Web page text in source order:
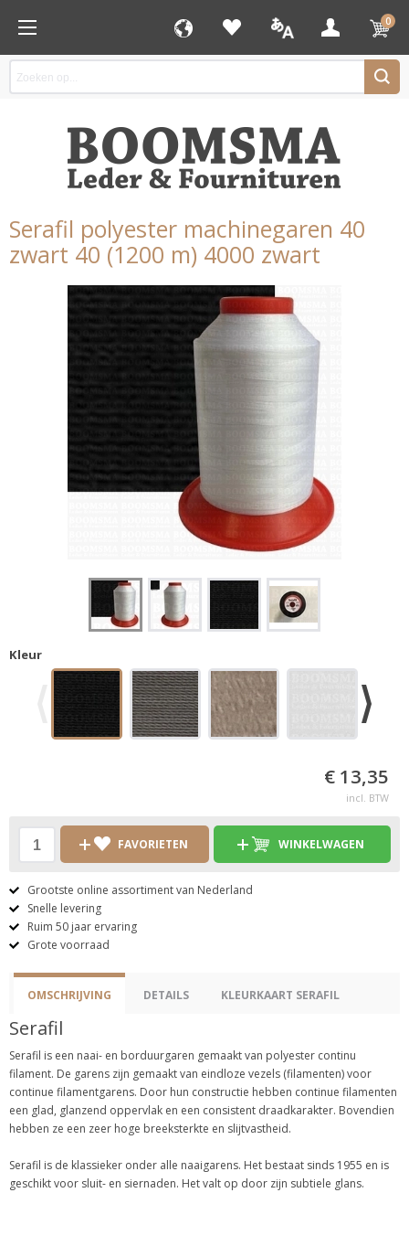
0
Serafil polyester machinegaren 40
zwart 40 (1200 m) 4000 zwart
Kleur
€ 13,35
incl. BTW
FAVORIETEN WINKELWAGEN
Grootste online assortiment van Nederland
Snelle levering
Ruim 50 jaar ervaring
Grote voorraad
OMSCHRIJVING DETAILS KLEURKAART SERAFIL
Serafil
Serafil is een naai- en borduurgaren gemaakt van polyester continu
filament. De garens zijn gemaakt van eindloze vezels (filamenten) voor
continue filamentgarens. Door hun constructie hebben continue filamenten
een glad, glanzend oppervlak en een consistent draadkarakter. Bovendien
hebben ze een zeer hoge breeksterkte en slijtvastheid.
Serafil is de klassieker onder alle naaigarens. Het bestaat sinds 1955 en is
geschikt voor sluit- en siernaden. Het valt op door zijn subtiele glans.